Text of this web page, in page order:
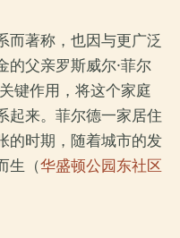
而著称，也因与更广泛
的父亲罗斯威尔·菲尔
键作用，将这个家庭
起来。菲尔德一家居住
的时期，随着城市的发
生（华盛顿公园东社区